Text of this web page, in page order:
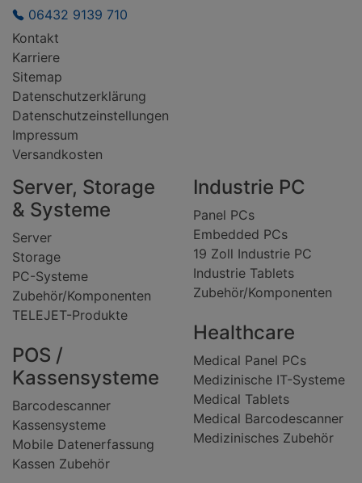
06432 9139 710
Kontakt
Karriere
Sitemap
Datenschutzerklärung
Datenschutzeinstellungen
Impressum
Versandkosten
Server, Storage
& Systeme
Server
Storage
PC-Systeme
Zubehör/Komponenten
TELEJET-Produkte
POS /
Kassensysteme
Barcodescanner
Kassensysteme
Mobile Datenerfassung
Kassen Zubehör
Industrie PC
Panel PCs
Embedded PCs
19 Zoll Industrie PC
Industrie Tablets
Zubehör/Komponenten
Healthcare
Medical Panel PCs
Medizinische IT-Systeme
Medical Tablets
Medical Barcodescanner
Medizinisches Zubehör